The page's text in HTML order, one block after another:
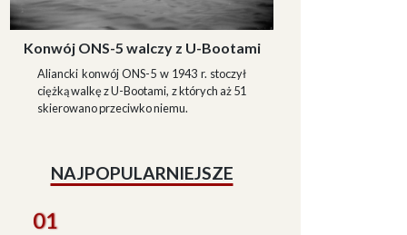
Konwój ONS-5 walczy z U-Bootami
Aliancki konwój ONS-5 w 1943 r. stoczył
ciężką walkę z U-Bootami, z których aż 51
skierowano przeciwko niemu.
NAJPOPULARNIEJSZE
01